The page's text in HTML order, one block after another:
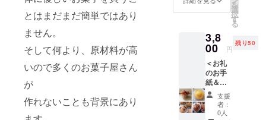
とはまだまだ簡単ではあり
ません。
そして何より、原材料が高
いので多くのお菓子屋さん
が
作れないことも背景にあり
ファン
ディン
後速や
かに実
施しま
す。
りしま
援者様
の健康
と幸せ
を沖縄
の海に
向かっ
て祈り
ます。
発送は
を
選
択
す
る
3,8
00 円
残り50
＜お礼
のお手
紙＆お
まかせ
米粉マ
フィン
支援
者：
0人